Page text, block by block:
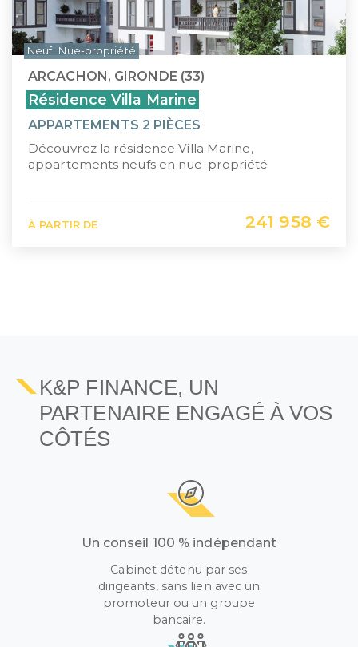
ARCACHON, GIRONDE (33)
Résidence Villa Marine
APPARTEMENTS 2 PIÈCES
Découvrez la résidence Villa Marine,
appartements neufs en nue-propriété
À PARTIR DE 241 958 €
Neuf Nue-propriété
K&P FINANCE, UN
PARTENAIRE ENGAGÉ À VOS
CÔTÉS
Un conseil 100 % indépendant
Cabinet détenu par ses
dirigeants, sans lien avec un
promoteur ou un groupe
bancaire.